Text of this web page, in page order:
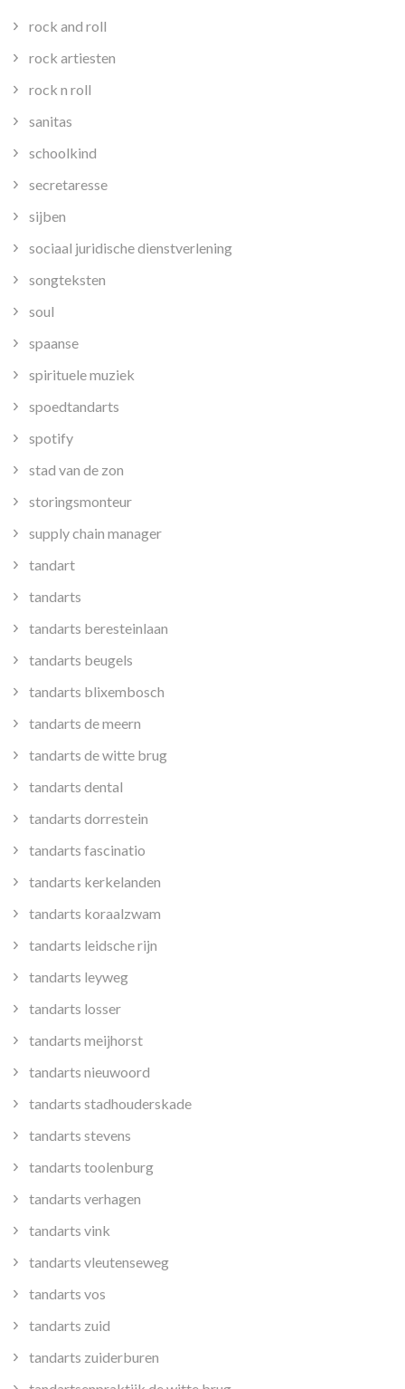
rock and roll
rock artiesten
rock n roll
sanitas
schoolkind
secretaresse
sijben
sociaal juridische dienstverlening
songteksten
soul
spaanse
spirituele muziek
spoedtandarts
spotify
stad van de zon
storingsmonteur
supply chain manager
tandart
tandarts
tandarts beresteinlaan
tandarts beugels
tandarts blixembosch
tandarts de meern
tandarts de witte brug
tandarts dental
tandarts dorrestein
tandarts fascinatio
tandarts kerkelanden
tandarts koraalzwam
tandarts leidsche rijn
tandarts leyweg
tandarts losser
tandarts meijhorst
tandarts nieuwoord
tandarts stadhouderskade
tandarts stevens
tandarts toolenburg
tandarts verhagen
tandarts vink
tandarts vleutenseweg
tandarts vos
tandarts zuid
tandarts zuiderburen